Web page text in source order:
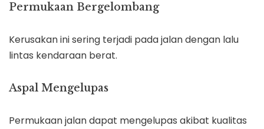
Permukaan Bergelombang
Kerusakan ini sering terjadi pada jalan dengan lalu
lintas kendaraan berat.
Aspal Mengelupas
Permukaan jalan dapat mengelupas akibat kualitas